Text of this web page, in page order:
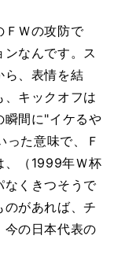
Ｗの攻防で
なんです。ス
ら、表情を結
キックオフは
瞬間に"イケるや
った意味で、Ｆ
、（1999年Ｗ杯
なくきつそうで
のがあれば、チ
今の日本代表の